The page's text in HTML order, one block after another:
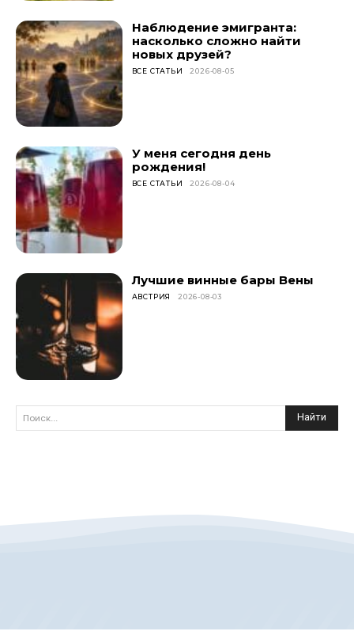
Наблюдение эмигранта:
насколько сложно найти
новых друзей?
ВСЕ СТАТЬИ 2026-08-05
У меня сегодня день
рождения!
ВСЕ СТАТЬИ 2026-08-04
Лучшие винные бары Вены
АВСТРИЯ 2026-08-03
Поиск... Найти